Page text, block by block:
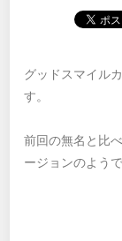
グッドスマイル
す。
前回の無名と比
ージョンのようで